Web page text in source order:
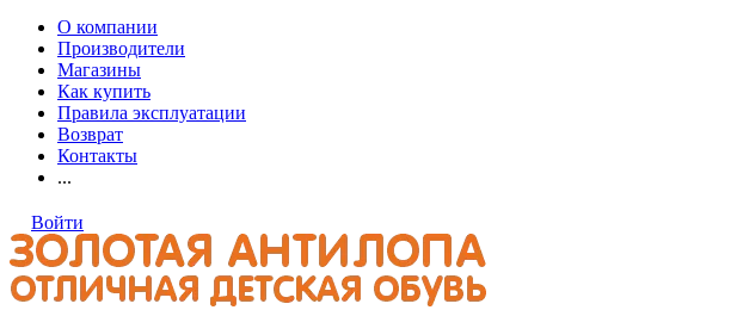
О компании
Производители
Магазины
Как купить
Правила эксплуатации
Возврат
Контакты
...
Войти